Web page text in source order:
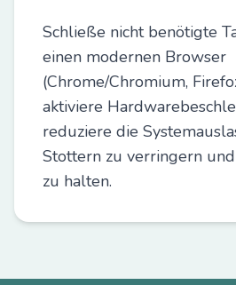
Schließe nicht benötigte
einen modernen Browser
(Chrome/Chromium,
aktiviere
reduziere die
Stottern zu verringern
zu halten.